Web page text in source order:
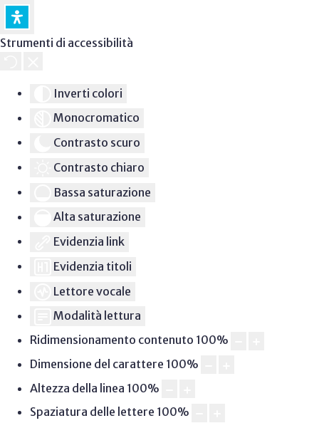
Strumenti di accessibilità
Inverti colori
Monocromatico
Contrasto scuro
Contrasto chiaro
Bassa saturazione
Alta saturazione
Evidenzia link
Evidenzia titoli
Lettore vocale
Modalità lettura
Ridimensionamento contenuto 100%
Dimensione del carattere 100%
Altezza della linea 100%
Spaziatura delle lettere 100%